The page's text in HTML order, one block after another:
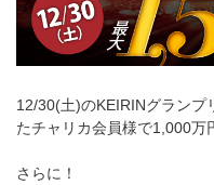
12/30(土)のKEIRINグランプ
たチャリカ会員様で1,000万
さらに！